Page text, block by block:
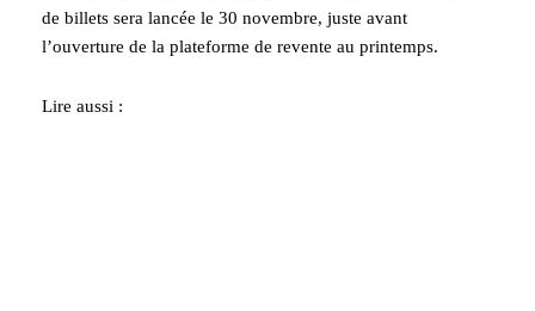
de billets sera lancée le 30 novembre, juste avant
l’ouverture de la plateforme de revente au printemps.
Lire aussi :